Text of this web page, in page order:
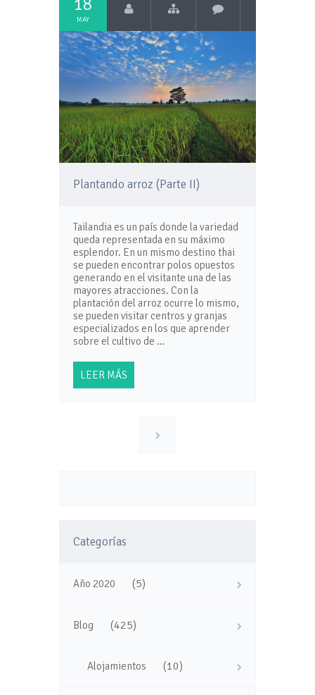
MAY
Plantando arroz (Parte II)
Tailandia es un país donde la variedad
queda representada en su máximo
esplendor. En un mismo destino thai
se pueden encontrar polos opuestos
generando en el visitante una de las
mayores atracciones. Con la
plantación del arroz ocurre lo mismo,
se pueden visitar centros y granjas
especializados en los que aprender
sobre el cultivo de …
LEER MÁS
Categorías
Año 2020 (5)
Blog (425)
Alojamientos (10)